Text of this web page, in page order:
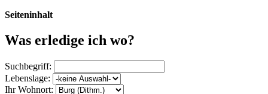
Seiteninhalt
Was erledige ich wo?
Suchbegriff:
Lebenslage:
Ihr Wohnort: